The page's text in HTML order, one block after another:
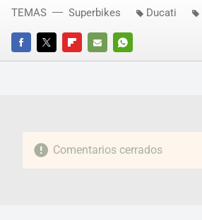
FACEBOOKTWITTERFLIPBOARD
E-
WHATSAPP
TEMAS Superbikes Ducati
Comentarios cerrados